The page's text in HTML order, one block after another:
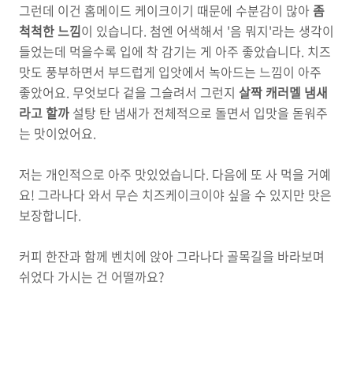
그런데 이건 홈메이드 케이크이기 때문에 수분감이 많아 좀
척척한 느낌이 있습니다. 첨엔 어색해서 '음 뭐지'라는 생각이
들었는데 먹을수록 입에 착 감기는 게 아주 좋았습니다. 치즈
맛도 풍부하면서 부드럽게 입앗에서 녹아드는 느낌이 아주
좋았어요. 무엇보다 겉을 그슬려서 그런지 살짝 캐러멜 냄새
라고 할까 설탕 탄 냄새가 전체적으로 돌면서 입맛을 돋워주
는 맛이었어요.
저는 개인적으로 아주 맛있었습니다. 다음에 또 사 먹을 거예
요! 그라나다 와서 무슨 치즈케이크이야 싶을 수 있지만 맛은
보장합니다.
커피 한잔과 함께 벤치에 앉아 그라나다 골목길을 바라보며
쉬었다 가시는 건 어떨까요?